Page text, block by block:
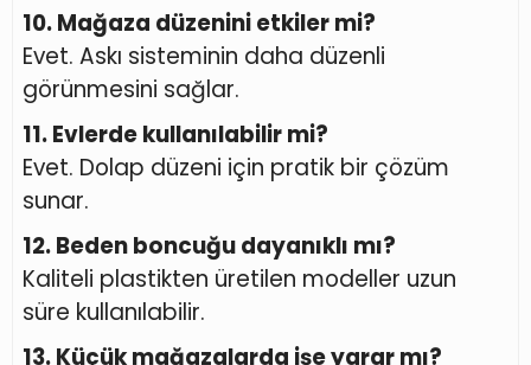
10. Mağaza düzenini etkiler mi?
Evet. Askı sisteminin daha düzenli
görünmesini sağlar.
11. Evlerde kullanılabilir mi?
Evet. Dolap düzeni için pratik bir çözüm
sunar.
12. Beden boncuğu dayanıklı mı?
Kaliteli plastikten üretilen modeller uzun
süre kullanılabilir.
13. Küçük mağazalarda işe yarar mı?